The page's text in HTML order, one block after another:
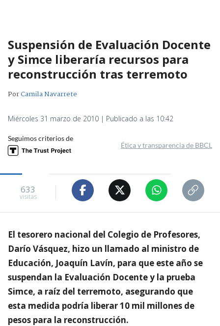
Suspensión de Evaluación Docente
y Simce liberaría recursos para
reconstrucción tras terremoto
PorCamila Navarrete
Miércoles 31 marzo de 2010 | Publicado a las 10:42
Seguimos criterios de
Ética y transparencia de BBCL
633
visitas
El tesorero nacional del Colegio de Profesores,
Darío Vásquez, hizo un llamado al ministro de
Educación, Joaquín Lavín, para que este año se
suspendan la Evaluación Docente y la prueba
Simce, a raíz del terremoto, asegurando que
esta medida podría liberar 10 mil millones de
pesos para la reconstrucción.